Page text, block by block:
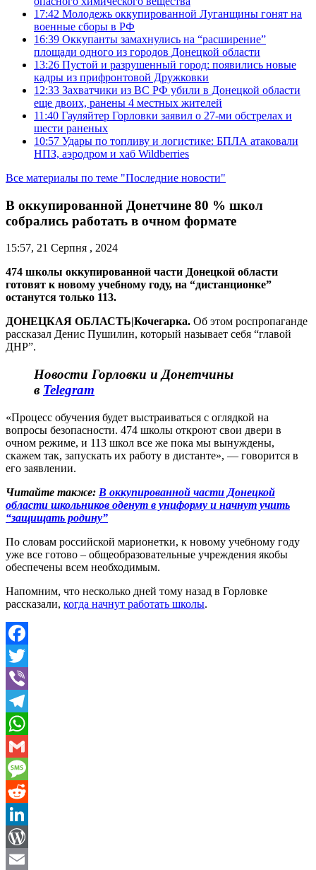
17:42 Молодежь оккупированной Луганщины гонят на
военные сборы в РФ
16:39 Оккупанты замахнулись на “расширение”
площади одного из городов Донецкой области
13:26 Пустой и разрушенный город: появились новые
кадры из прифронтовой Дружковки
12:33 Захватчики из ВС РФ убили в Донецкой области
еще двоих, ранены 4 местных жителей
11:40 Гауляйтер Горловки заявил о 27-ми обстрелах и
шести раненых
10:57 Удары по топливу и логистике: БПЛА атаковали
НПЗ, аэродром и хаб Wildberries
Все материалы по теме "Последние новости"
В оккупированной Донетчине 80 % школ
собрались работать в очном формате
15:57, 21 Серпня , 2024
474 школы оккупированной части Донецкой области
готовят к новому учебному году, на “дистанционке”
останутся только 113.
ДОНЕЦКАЯ ОБЛАСТЬ|Кочегарка. Об этом роспропаганде
рассказал Денис Пушилин, который называет себя “главой
ДНР”.
Новости Горловки и Донетчины
в Telegram
«Процесс обучения будет выстраиваться с оглядкой на
вопросы безопасности. 474 школы откроют свои двери в
очном режиме, и 113 школ все же пока мы вынуждены,
скажем так, запускать их работу в дистанте», — говорится в
его заявлении.
Читайте также: В оккупированной части Донецкой
области школьников оденут в униформу и начнут учить
“защищать родину”
По словам российской марионетки, к новому учебному году
уже все готово – общеобразовательные учреждения якобы
обеспечены всем необходимым.
Напомним, что несколько дней тому назад в Горловке
рассказали, когда начнут работать школы.
Facebook
Twitter
Viber
Telegram
WhatsApp
Gmail
Message
Reddit
LinkedIn
WordPress